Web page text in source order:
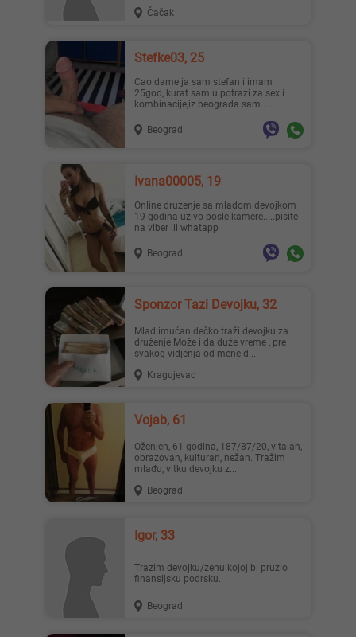
Čačak
Stefke03, 25
Cao dame ja sam stefan i imam
25god, kurat sam u potrazi za sex i
kombinacije,iz beograda sam .....
Beograd
Ivana00005, 19
Online druzenje sa mladom devojkom
19 godina uzivo posle kamere.....pisite
na viber ili whatapp
Beograd
Sponzor Tazi Devojku, 32
Mlad imućan dečko traži devojku za
druženje Može i da duže vreme , pre
svakog vidjenja od mene d...
Kragujevac
Vojab, 61
Oženjen, 61 godina, 187/87/20, vitalan,
obrazovan, kulturan, nežan. Tražim
mlađu, vitku devojku z...
Beograd
Igor, 33
Trazim devojku/zenu kojoj bi pruzio
finansijsku podrsku.
Beograd